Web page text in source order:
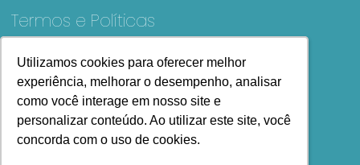
Utilizamos cookies para oferecer melhor
experiência, melhorar o desempenho, analisar
como você interage em nosso site e
personalizar conteúdo. Ao utilizar este site, você
concorda com o uso de cookies.
Utilizamos cookies para oferecer melhor
experiência, melhorar o desempenho, analisar
como você interage em nosso site e
personalizar conteúdo. Ao utilizar este site, você
concorda com o uso de cookies.
Termos e Políticas
Termos e condições de UsoSiteMap